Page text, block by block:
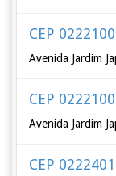
CEP
Avenida Jardim
CEP
Avenida Jardim
CEP